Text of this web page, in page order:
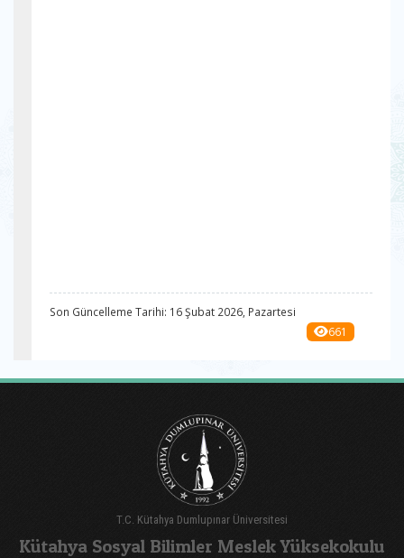
Son Güncelleme Tarihi: 16 Şubat 2026, Pazartesi
661
T.C. Kütahya Dumlupınar Üniversitesi
Kütahya Sosyal Bilimler Meslek Yüksekokulu